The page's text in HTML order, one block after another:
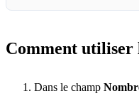
Comment utiliser
Dans le champ